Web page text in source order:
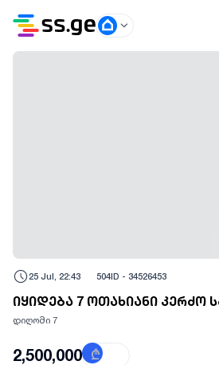
25 Jul, 22:43 504ID - 34526453
იყიდება 7 ოთახიანი კერძო
დიღომი 7
2,500,000 ₾